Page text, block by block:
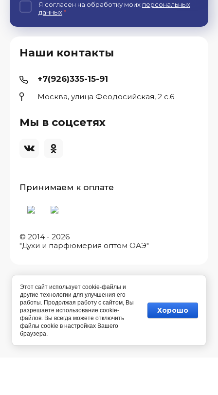
© 2014 - 2026
"Духи и парфюмерия оптом ОАЭ"
Наши контакты
+7(926)335-15-91
Москва, улица Феодосийская, 2 с.6
Мы в соцсетях
Принимаем к оплате
Я согласен на обработку моих персональных
данных*
Разработка магазина косметики
Этот сайт использует cookie-файлы и
другие технологии для улучшения его
работы. Продолжая работу с сайтом, Вы
разрешаете использование cookie-
файлов. Вы всегда можете отключить
файлы cookie в настройках Вашего
браузера.
Хорошо